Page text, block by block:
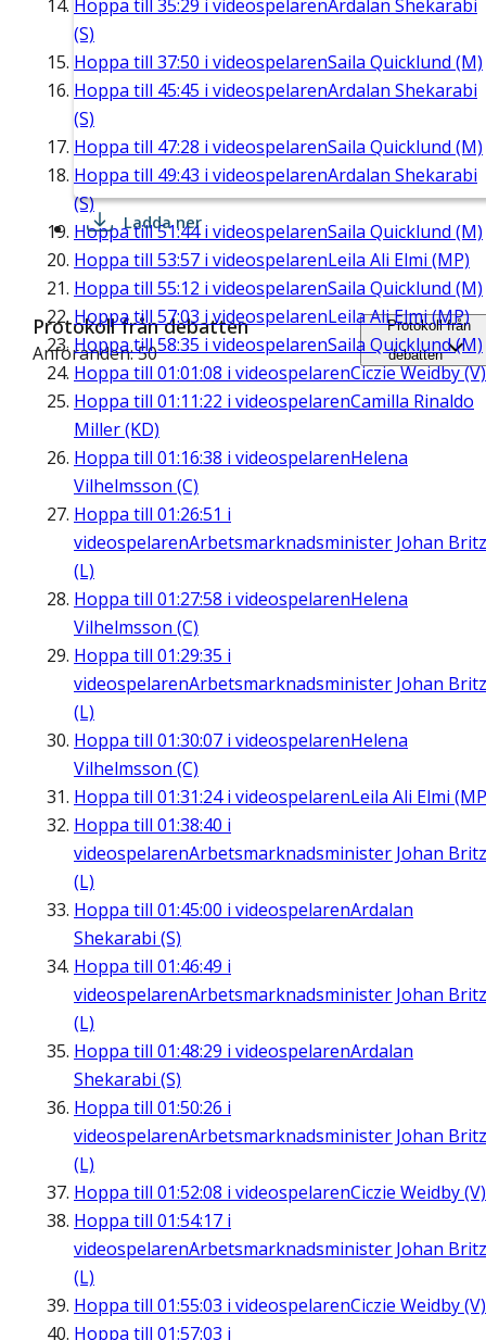
Hoppa till 35:29 i videospelarenArdalan Shekarabi
(S)
Hoppa till 37:50 i videospelarenSaila Quicklund (M)
Hoppa till 45:45 i videospelarenArdalan Shekarabi
(S)
Hoppa till 47:28 i videospelarenSaila Quicklund (M)
Hoppa till 49:43 i videospelarenArdalan Shekarabi
(S)
Hoppa till51:44i videospelarenSaila Quicklund (M)
Hoppa till 53:57 i videospelarenLeila Ali Elmi (MP)
Hoppa till 55:12 i videospelarenSaila Quicklund (M)
Hoppa till 57:03 i videospelarenLeila Ali Elmi (MP)
Hoppa till58:35 i videospelarenSaila Quicklund (M)
Hoppa till 01:01:08 i videospelarenCiczie Weidby (V)
Hoppa till 01:11:22 i videospelarenCamilla Rinaldo
Miller (KD)
Hoppa till 01:16:38 i videospelarenHelena
Vilhelmsson (C)
Hoppa till 01:26:51 i
videospelarenArbetsmarknadsminister Johan Britz
(L)
Hoppa till 01:27:58 i videospelarenHelena
Vilhelmsson (C)
Hoppa till 01:29:35 i
videospelarenArbetsmarknadsminister Johan Britz
(L)
Hoppa till 01:30:07 i videospelarenHelena
Vilhelmsson (C)
Hoppa till 01:31:24i videospelarenLeila Ali Elmi
Hoppa till 01:38:40 i
videospelarenArbetsmarknadsminister Johan Britz
(L)
Hoppa till 01:45:00 i videospelarenArdalan
Shekarabi (S)
Hoppa till 01:46:49 i
videospelarenArbetsmarknadsminister Johan Britz
(L)
Hoppa till 01:48:29 i videospelarenArdalan
Shekarabi (S)
Hoppa till 01:50:26 i
videospelarenArbetsmarknadsminister Johan Britz
(L)
Hoppa till 01:52:08 i videospelarenCiczie Weidby (V)
Hoppa till 01:54:17 i
videospelarenArbetsmarknadsminister Johan Britz
(L)
Hoppa till 01:55:03 i videospelarenCiczie Weidby (V)
Hoppa till 01:57:03 i
Ladda ner
Protokoll från debatten
Anföranden: 50
Protokoll från
debatten